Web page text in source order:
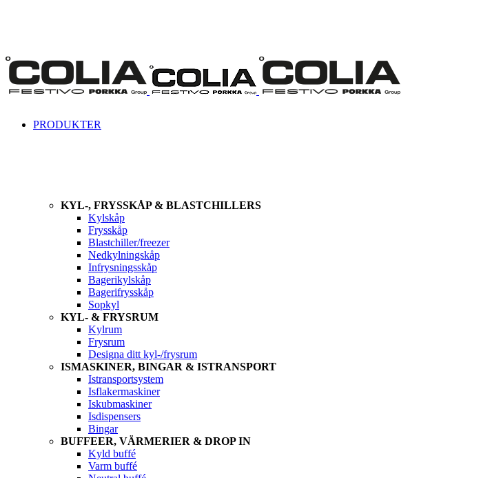
PRODUKTER
KYL-, FRYSSKÅP & BLASTCHILLERS
Kylskåp
Frysskåp
Blastchiller/freezer
Nedkylningskåp
Infrysningsskåp
Bagerikylskåp
Bagerifrysskåp
Sopkyl
KYL- & FRYSRUM
Kylrum
Frysrum
Designa ditt kyl-/frysrum
ISMASKINER, BINGAR & ISTRANSPORT
Istransportsystem
Isflakermaskiner
Iskubmaskiner
Isdispensers
Bingar
BUFFEER, VÄRMERIER & DROP IN
Kyld buffé
Varm buffé